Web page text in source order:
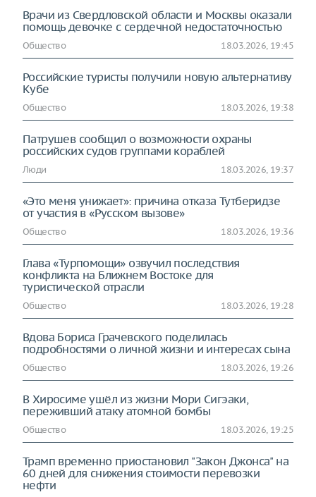
Врачи из Свердловской области и Москвы оказали
помощь девочке с сердечной недостаточностью
Общество 18.03.2026, 19:45
Российские туристы получили новую альтернативу
Кубе
Общество 18.03.2026, 19:38
Патрушев сообщил о возможности охраны
российских судов группами кораблей
Люди 18.03.2026, 19:37
«Это меня унижает»: причина отказа Тутберидзе
от участия в «Русском вызове»
Общество 18.03.2026, 19:36
Глава «Турпомощи» озвучил последствия
конфликта на Ближнем Востоке для
туристической отрасли
Общество 18.03.2026, 19:28
Вдова Бориса Грачевского поделилась
подробностями о личной жизни и интересах сына
Общество 18.03.2026, 19:26
В Хиросиме ушёл из жизни Мори Сигэаки,
переживший атаку атомной бомбы
Общество 18.03.2026, 19:25
Трамп временно приостановил "Закон Джонса" на
60 дней для снижения стоимости перевозки
нефти